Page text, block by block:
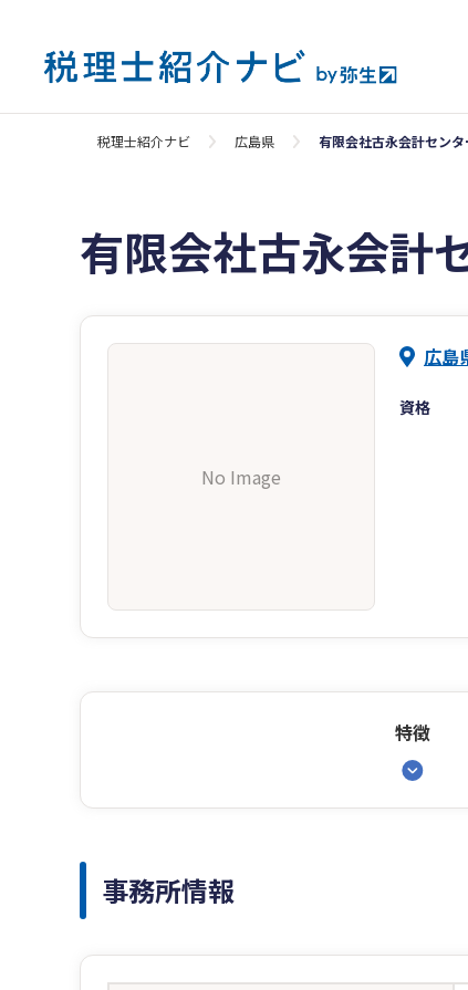
税理士紹介ナビ 広島県 有限会社古永会計センタ
有限会社古永会計
No Image
広島
資格
特徴
事務所情報